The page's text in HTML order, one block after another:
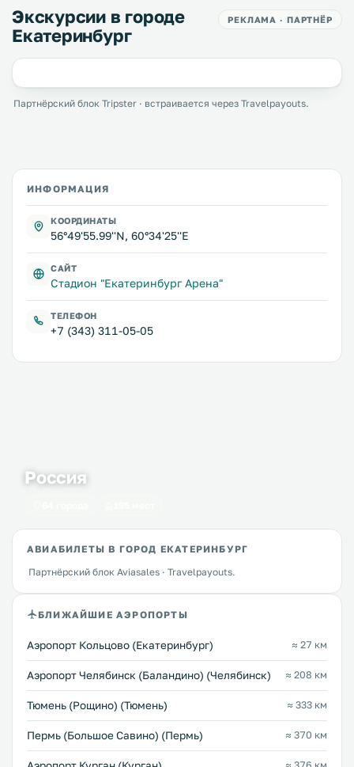
Экскурсии в городе
Екатеринбург
РЕКЛАМА · ПАРТНЁР
Партнёрский блок Tripster · встраивается через Travelpayouts.
ИНФОРМАЦИЯ
КООРДИНАТЫ
56°49'55.99''N, 60°34'25''E
САЙТ
Стадион "Екатеринбург Арена"
ТЕЛЕФОН
+7 (343) 311-05-05
Россия
АВИАБИЛЕТЫ В ГОРОД ЕКАТЕРИНБУРГ
Партнёрский блок Aviasales · Travelpayouts.
БЛИЖАЙШИЕ АЭРОПОРТЫ
Аэропорт Кольцово (Екатеринбург) ≈ 27 км
Аэропорт Челябинск (Баландино) (Челябинск) ≈ 208 км
Тюмень (Рощино) (Тюмень) ≈ 333 км
Пермь (Большое Савино) (Пермь) ≈ 370 км